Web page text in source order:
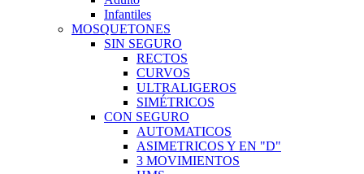
Infantiles
MOSQUETONES
SIN SEGURO
RECTOS
CURVOS
ULTRALIGEROS
SIMÉTRICOS
CON SEGURO
AUTOMATICOS
ASIMETRICOS Y EN "D"
3 MOVIMIENTOS